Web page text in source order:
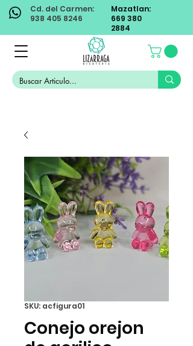
Cd. del Carmen:
938 405 8246
Mazatlan:
669 380
2884
SKU: acfigura01
Conejo orejon